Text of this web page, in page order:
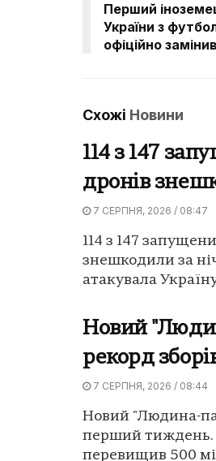
Перший
України з
офіційно
Схожі Новини
114 з 147
дронів
7 СЕРПНЯ, 2026 / 08:47
114 з 147
знешкодили за
атакувала Україну
Новий
рекорд
7 СЕРПНЯ, 2026 / 08:44
Новий "Людина-
перший тиждень.
перевищив 500